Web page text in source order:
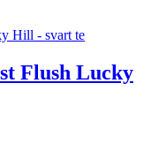
Flush Lucky